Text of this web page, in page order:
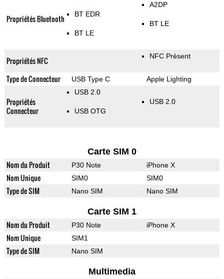
Propriétés Bluetooth BT EDR
BT LE
A2DP
BT LE
Propriétés NFC NFC Présent
Type de Connecteur USB Type C Apple Lighting
Propriétés
Connecteur
USB 2.0
USB OTG
USB 2.0
Carte SIM 0
Nom du Produit P30 Note iPhone X
Nom Unique SIM0 SIM0
Type de SIM Nano SIM Nano SIM
Carte SIM 1
Nom du Produit P30 Note iPhone X
Nom Unique SIM1
Type de SIM Nano SIM
Multimedia